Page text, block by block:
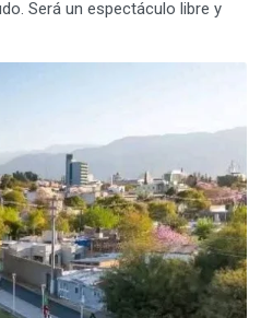
Será un espectáculo libre y